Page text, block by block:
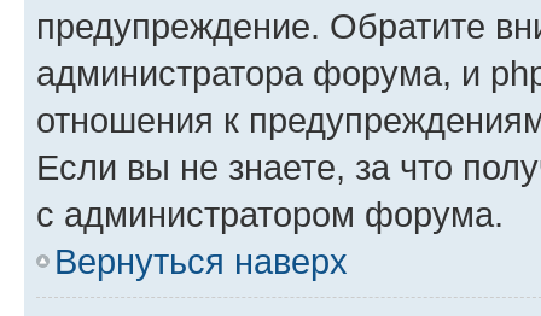
предупреждение. Обратите
администратора форума, и
отношения к
Если вы не знаете, за что
с администратором форума.
Вернуться наверх